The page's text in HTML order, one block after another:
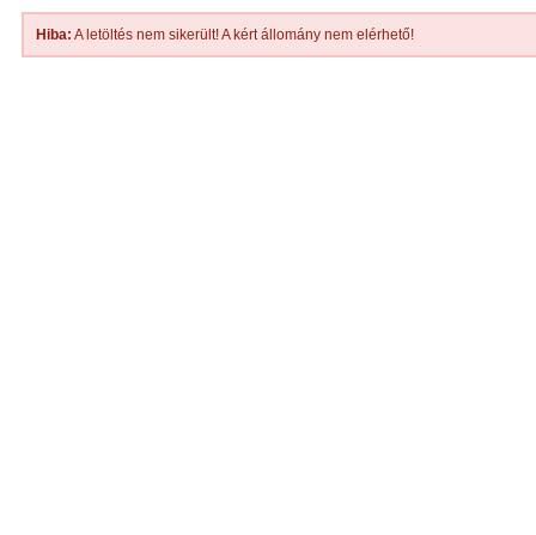
Hiba: A letöltés nem sikerült! A kért állomány nem elérhető!